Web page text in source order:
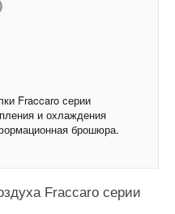
Fraccaro серии
и охлаждения
брошюра.
Fraccaro серии